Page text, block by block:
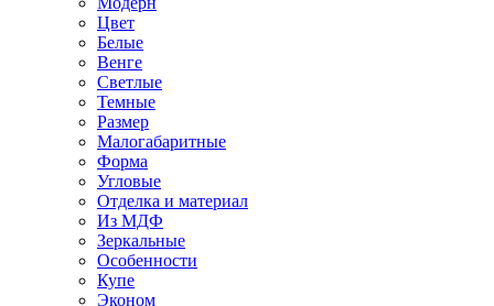
Цвет
Белые
Венге
Светлые
Темные
Размер
Малогабаритные
Форма
Угловые
Отделка и материал
Из МДФ
Зеркальные
Особенности
Купе
Эконом